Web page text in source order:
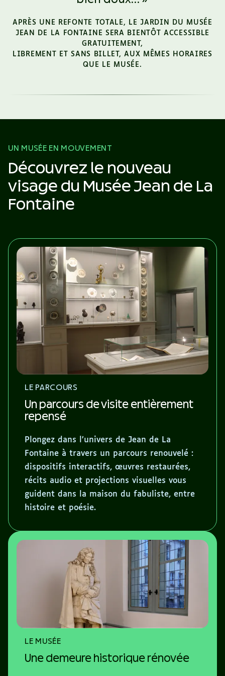
APRÈS UNE REFONTE TOTALE, LE JARDIN DU MUSÉE
JEAN DE LA FONTAINE SERA BIENTÔT ACCESSIBLE
GRATUITEMENT,
LIBREMENT ET SANS BILLET, AUX MÊMES HORAIRES
QUE LE MUSÉE.
UN MUSÉE EN MOUVEMENT
Découvrez le nouveau
visage du Musée Jean de La
Fontaine
LE PARCOURS
Un parcours de visite entièrement
repensé
Plongez dans l’univers de Jean de La
Fontaine à travers un parcours renouvelé :
dispositifs interactifs, œuvres restaurées,
récits audio et projections visuelles vous
guident dans la maison du fabuliste, entre
histoire et poésie.
LE MUSÉE
Une demeure historique rénovée